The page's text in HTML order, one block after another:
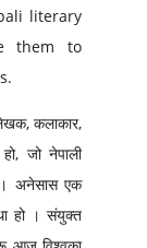
literary
them to
कलाकार,
जो नेपाली
। अनेसास एक
हो । संयुक्त